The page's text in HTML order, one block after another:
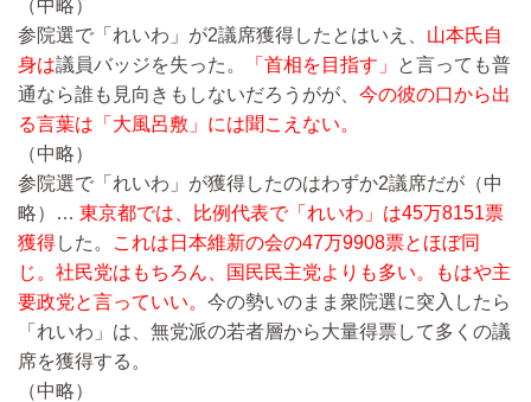
（中略）
参院選で「れいわ」が2議席獲得したとはいえ、 山本氏自
身は議員バッジを失った。 「首相を目指す」
と言っても普
通なら誰も見向きもしないだろうがが、 今の彼の口から出
る言葉は「大風呂敷」には聞こえない。
（中略）
参院選で「れいわ」が獲得したのはわずか2議席だが （中
略）… 東京都では、比例代表で「れいわ」は45万8151票
獲得した。
これは日本維新の会の47万9908票とほぼ同
じ。社民党はもちろん、国民民主党よりも多い。もはや主
要政党と言っていい。 今の勢いのまま衆院選に突入したら
「れいわ」は、無党派の若者層から大量得票して多くの議
席を獲得する。
（中略）